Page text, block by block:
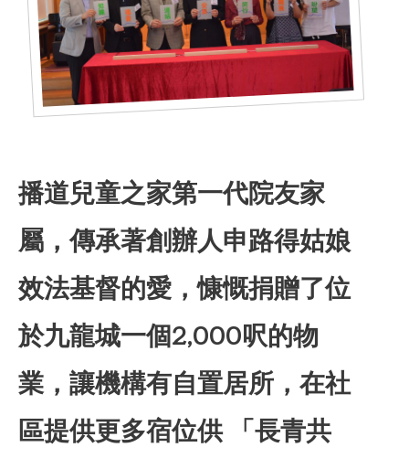
播道兒童之家第一代院友家
屬，傳承著創辦人申路得姑娘
效法基督的愛，慷慨捐贈了位
於九龍城一個2,000呎的物
業，讓機構有自置居所，在社
區提供更多宿位供 「長青共
服務